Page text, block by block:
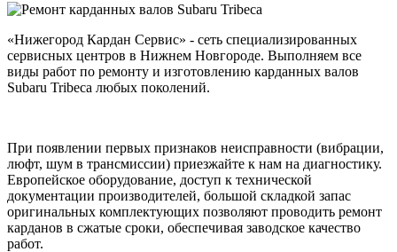
«Нижегород Кардан Сервис» - сеть специализированных
сервисных центров в Нижнем Новгороде. Выполняем все
виды работ по ремонту и изготовлению карданных валов
Subaru Tribeca любых поколений.
При появлении первых признаков неисправности (вибрации,
люфт, шум в трансмиссии) приезжайте к нам на диагностику.
Европейское оборудование, доступ к технической
документации производителей, большой складкой запас
оригинальных комплектующих позволяют проводить ремонт
карданов в сжатые сроки, обеспечивая заводское качество
работ.